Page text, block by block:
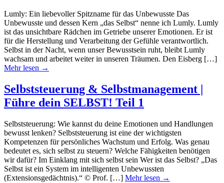
Lumly: Ein liebevoller Spitzname für das Unbewusste Das
Unbewusste und dessen Kern „das Selbst“ nenne ich Lumly. Lumly
ist das unsichtbare Rädchen im Getriebe unserer Emotionen. Er ist
für die Herstellung und Verarbeitung der Gefühle verantwortlich.
Selbst in der Nacht, wenn unser Bewusstsein ruht, bleibt Lumly
wachsam und arbeitet weiter in unseren Träumen. Den Eisberg […]
Mehr lesen →
Selbststeuerung & Selbstmanagement |
Führe dein SELBST! Teil 1
Selbststeuerung: Wie kannst du deine Emotionen und Handlungen
bewusst lenken? Selbststeuerung ist eine der wichtigsten
Kompetenzen für persönliches Wachstum und Erfolg. Was genau
bedeutet es, sich selbst zu steuern? Welche Fähigkeiten benötigen
wir dafür? Im Einklang mit sich selbst sein Wer ist das Selbst? „Das
Selbst ist ein System im intelligenten Unbewussten
(Extensionsgedächtnis).“ © Prof. […] Mehr lesen →